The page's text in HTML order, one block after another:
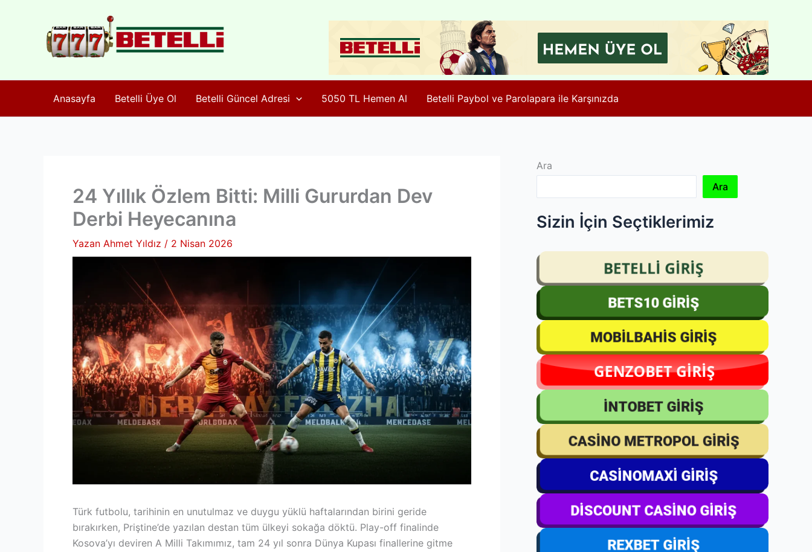
Anasayfa Betelli Üye Ol Betelli Güncel Adresi 5050 TL Hemen Al Betelli Paybol ve Parolapara ile Karşınızda
24 Yıllık Özlem Bitti: Milli Gururdan Dev
Derbi Heyecanına
Yazan Ahmet Yıldız / 2 Nisan 2026
Türk futbolu, tarihinin en unutulmaz ve duygu yüklü haftalarından birini geride
bırakırken, Priştine’de yazılan destan tüm ülkeyi sokağa döktü. Play-off finalinde
Kosova’yı deviren A Milli Takımımız, tam 24 yıl sonra Dünya Kupası finallerine gitme
Ara
Ara
Sizin İçin Seçtiklerimiz